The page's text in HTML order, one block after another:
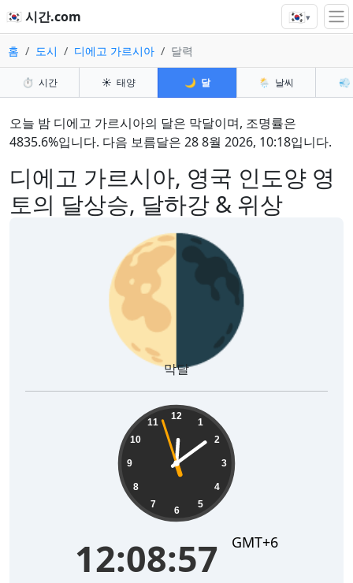
🇰🇷 시간.com 🇰🇷▾
홈 도시 디에고 가르시아 달력
⏱️ 시간 ☀️ 태양 🌙 달 🌦️ 날씨 💨
디에고 가르시아, 영국 인도양 영
토의 달상승, 달하강 & 위상
오늘 밤 디에고 가르시아의 달은 막달이며, 조명률은
4835.6%입니다. 다음 보름달은 28 8월 2026, 10:18입니다.
🌗
막달
12
1
2
3
4
5
6
7
8
9
10
11
12:08:58 GMT+6